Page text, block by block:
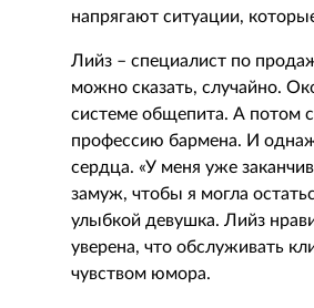
напрягают ситуации,
Лийз – специалист по
можно сказать, случайно.
системе общепита. А потом
профессию бармена. И
сердца. «У меня уже
замуж, чтобы я могла
улыбкой девушка. Лийз
уверена, что обслуживать
чувством юмора.